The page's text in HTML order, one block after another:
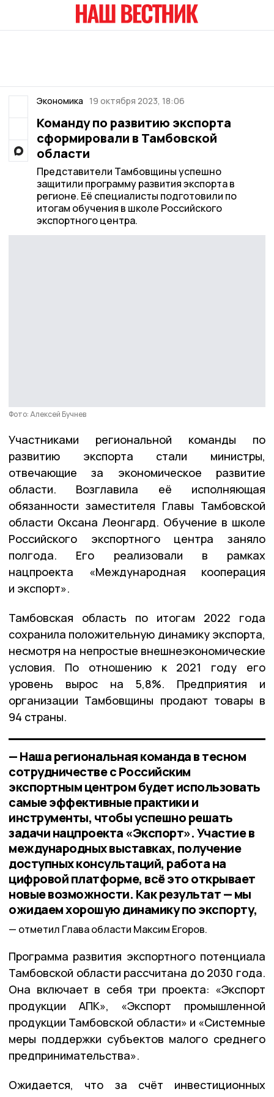
Экономика 19 октября 2023, 18:06
Команду по развитию экспорта
сформировали в Тамбовской
области
Представители Тамбовщины успешно
защитили программу развития экспорта в
регионе. Её специалисты подготовили по
итогам обучения в школе Российского
экспортного центра.
Фото: Алексей Бучнев
Участниками региональной команды по
развитию экспорта стали министры,
отвечающие за экономическое развитие
области. Возглавила её исполняющая
обязанности заместителя Главы Тамбовской
области Оксана Леонгард. Обучение в школе
Российского экспортного центра заняло
полгода. Его реализовали в рамках
нацпроекта «Международная кооперация
и экспорт».
Тамбовская область по итогам 2022 года
сохранила положительную динамику экспорта,
несмотря на непростые внешнеэкономические
условия. По отношению к 2021 году его
уровень вырос на 5,8%. Предприятия и
организации Тамбовщины продают товары в
94 страны.
— Наша региональная команда в тесном
сотрудничестве с Российским
экспортным центром будет использовать
самые эффективные практики и
инструменты, чтобы успешно решать
задачи нацпроекта «Экспорт». Участие в
международных выставках, получение
доступных консультаций, работа на
цифровой платформе, всё это открывает
новые возможности. Как результат — мы
ожидаем хорошую динамику по экспорту,
отметил Глава области Максим Егоров.
Программа развития экспортного потенциала
Тамбовской области рассчитана до 2030 года.
Она включает в себя три проекта: «Экспорт
продукции АПК», «Экспорт промышленной
продукции Тамбовской области» и «Системные
меры поддержки субъектов малого среднего
предпринимательства».
Ожидается, что за счёт инвестиционных